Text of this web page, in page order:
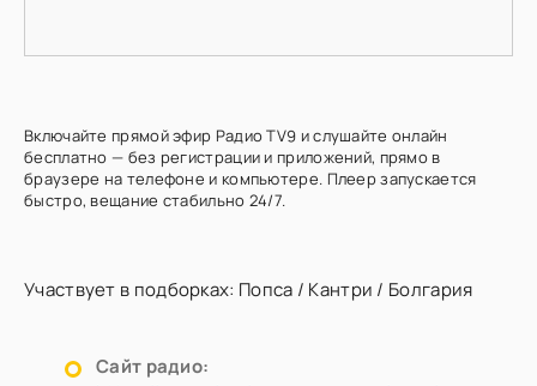
Включайте прямой эфир Радио TV9 и слушайте онлайн
бесплатно — без регистрации и приложений, прямо в
браузере на телефоне и компьютере. Плеер запускается
быстро, вещание стабильно 24/7.
Участвует в подборках: Попса / Кантри / Болгария
Сайт радио: